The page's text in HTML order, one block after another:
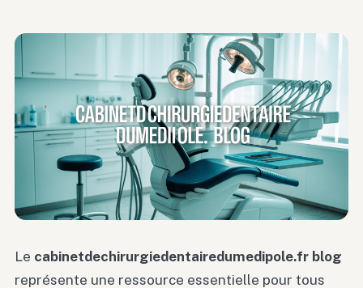
Le cabinetdechirurgiedentairedumedipole.fr blog
représente une ressource essentielle pour tous